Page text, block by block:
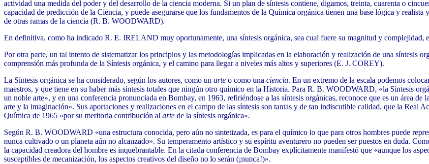
actividad una medida del poder y del desarrollo de la ciencia moderna. Si un plan de síntesis contiene, digamos, treinta, cuarenta o
capacidad de predicción de la Ciencia, y puede asegurarse que los fundamentos de la Química orgánica tienen una base lógica y
de otras ramas de la ciencia (R. B. WOODWARD).
En definitiva, como ha indicado R. E. IRELAND muy oportunamente, una síntesis orgánica, sea cual fuere su magnitud y complejidad,
Por otra parte, un tal intento de sistematizar los principios y las metodologías implicadas en la elaboración y realización de una síntesis
comprensión más profunda de la Síntesis orgánica, y el camino para llegar a niveles más altos y superiores (E. J. COREY).
La Síntesis orgánica se ha considerado, según los autores, como un arte o como una ciencia. En un extremo de la escala podemos
maestros, y que tiene en su haber más síntesis totales que ningún otro químico en la Historia. Para R. B. WOODWARD, «la Síntesis
un noble arte», y en una conferencia pronunciada en Bombay, en 1963, refiriéndose a las síntesis orgánicas, reconoce que es un área
arte y la imaginación». Sus aportaciones y realizaciones en el campo de las síntesis son tantas y de tan indiscutible calidad, que la Real
Química de 1965 «por su meritoria contribución al arte de la síntesis orgánica».
Según R. B. WOODWARD «una estructura conocida, pero aún no sintetizada, es para el químico lo que para otros hombres puede
nunca cultivado o un planeta aún no alcanzado». Su temperamento artístico y su espíritu aventurero no pueden ser puestos en duda.
la capacidad creadora del hombre es inquebrantable. En la citada conferencia de Bombay explícitamente manifestó que «aunque los
susceptibles de mecanización, los aspectos creativos del diseño no lo serán (¡nunca!)».